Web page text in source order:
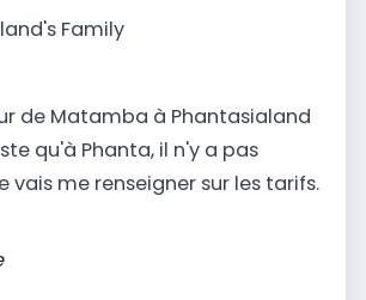
Family
de Matamba à Phantasialand
qu'à Phanta, il n'y a pas
vais me renseigner sur les tarifs.